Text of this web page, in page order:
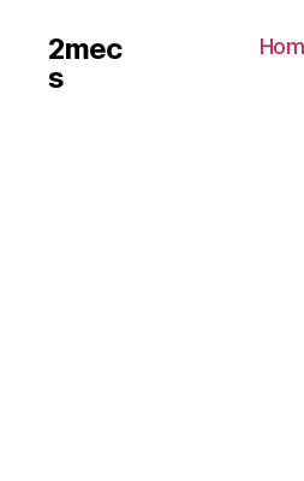
2mec
s